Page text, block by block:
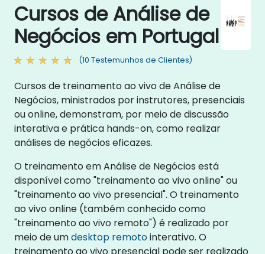
Cursos de Análise de
Negócios em Portugal
(10 Testemunhos de Clientes)
Cursos de treinamento ao vivo de Análise de
Negócios, ministrados por instrutores, presenciais
ou online, demonstram, por meio de discussão
interativa e prática hands-on, como realizar
análises de negócios eficazes.
O treinamento em Análise de Negócios está
disponível como "treinamento ao vivo online" ou
"treinamento ao vivo presencial". O treinamento
ao vivo online (também conhecido como
"treinamento ao vivo remoto") é realizado por
meio de umdesktop remotointerativo. O
treinamento ao vivo presencial pode ser realizado